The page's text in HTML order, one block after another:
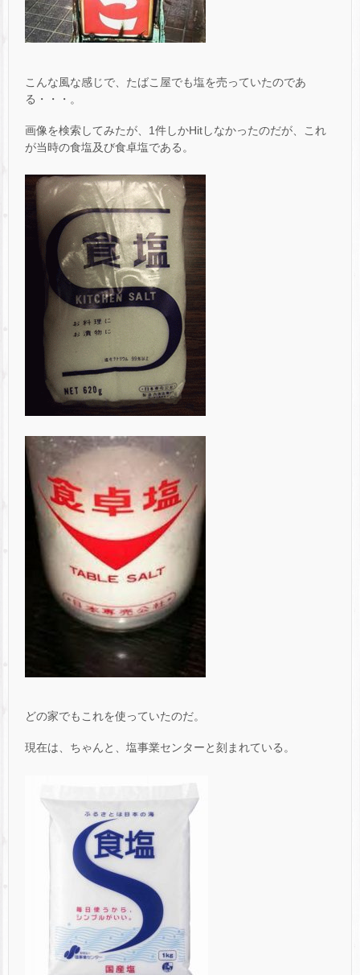
こんな風な感じで、たばこ屋でも塩を売っていたのであ
る・・・。
画像を検索してみたが、1件しかHitしなかったのだが、これ
が当時の食塩及び食卓塩である。
どの家でもこれを使っていたのだ。
現在は、ちゃんと、塩事業センターと刻まれている。